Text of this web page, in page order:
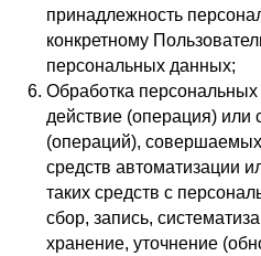
принадлежность
конкретному
персональных данных;
Обработка
действие (операция) или
(операций),
средств автоматизации
таких средств с
сбор, запись,
хранение, уточнение